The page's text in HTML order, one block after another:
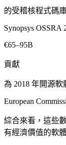
的受稽核程式碼
Synopsys OSSRA
€65–95B
貢獻
為 2018 年開源
European
綜合來看，這些
有經濟價值的軟